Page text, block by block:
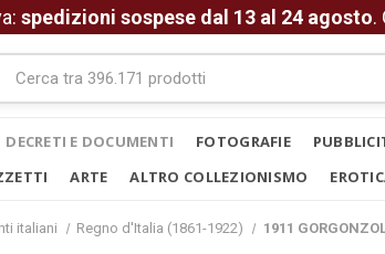
spedizioni sospese dal 13 al 24 agosto.
DECRETI E DOCUMENTI FOTOGRAFIE
ARTE ALTRO COLLEZIONISMO
italiani Regno d'Italia (1861-1922) 1911